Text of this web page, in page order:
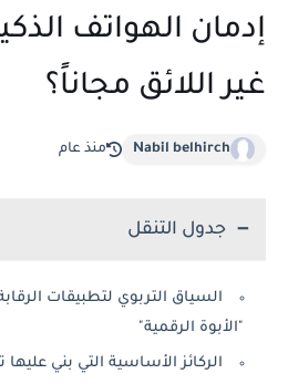
إدمان الهواتف
غير اللائق مجاناً؟
Nabil belhirch منذ عام
جدول التنقل
السياق التربوي لتطبيقات
"الأبوة الرقمية"